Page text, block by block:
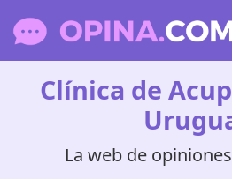
Clínica de
La web de